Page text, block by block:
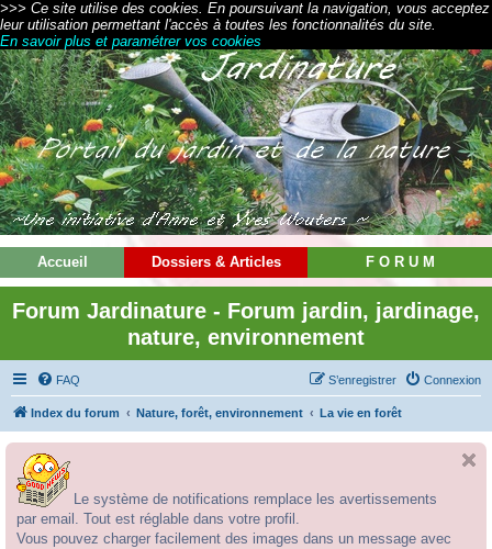
>>> Ce site utilise des cookies. En poursuivant la navigation, vous acceptez
leur utilisation permettant l'accès à toutes les fonctionnalités du site.
En savoir plus et paramétrer vos cookies
Accueil Dossiers & Articles F O R U M
Forum Jardinature - Forum jardin, jardinage,
nature, environnement
FAQ Connexion
S’enregistrer
Index du forum Nature, forêt, environnement La vie en forêt
Le système de notifications remplace les avertissements
par email. Tout est réglable dans votre profil.
Vous pouvez charger facilement des images dans un message avec